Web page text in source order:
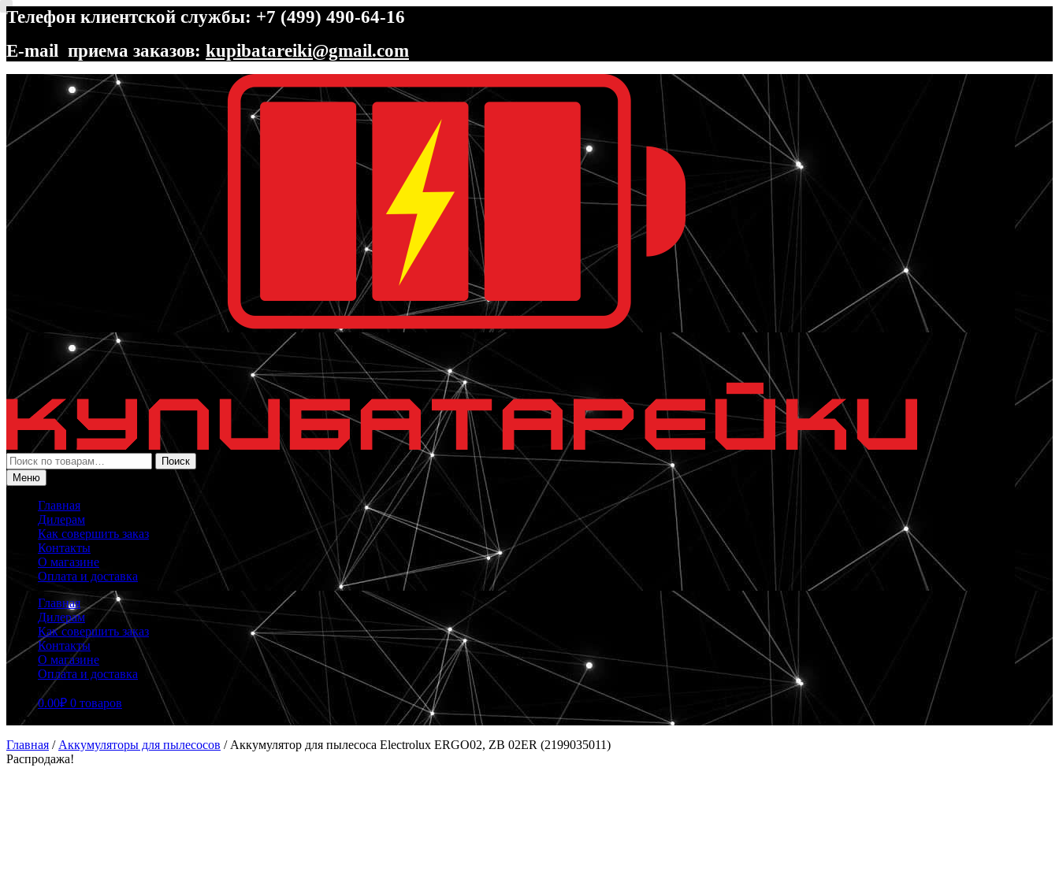
Телефон клиентской службы: +7 (499) 490-64-16
E-mail приема заказов: kupibatareiki@gmail.com
Перейти
навигации
Перейти
содержимому
Искать:
Поиск
Меню
Главная
Дилерам
Как совершить заказ
Контакты
О магазине
Оплата и доставка
Главная
Дилерам
Как совершить заказ
Контакты
О магазине
Оплата и доставка
0.00₽ 0 товаров
Главная / Аккумуляторы для пылесосов / Аккумулятор для пылесоса Electrolux ERGO02, ZB 02ER (2199035011)
Распродажа!